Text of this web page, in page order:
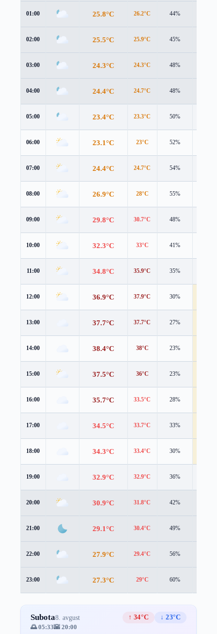
01:00 25.8°C 26.2°C 44%
02:00 25.5°C 25.9°C 45%
03:00 24.3°C 24.3°C 48%
04:00 24.4°C 24.7°C 48%
05:00 23.4°C 23.3°C 50%
06:00 23.1°C 23°C 52%
07:00 24.4°C 24.7°C 54%
08:00 26.9°C 28°C 55%
09:00 29.8°C 30.7°C 48%
10:00 32.3°C 33°C 41%
11:00 34.8°C 35.9°C 35%
12:00 36.9°C 37.9°C 30%
13:00 37.7°C 37.7°C 27%
14:00 38.4°C 38°C 23%
15:00 37.5°C 36°C 23%
16:00 35.7°C 33.5°C 28%
17:00 34.5°C 33.7°C 33%
18:00 34.3°C 33.4°C 30%
19:00 32.9°C 32.9°C 36%
20:00 30.9°C 31.8°C 42%
21:00 29.1°C 30.4°C 49%
22:00 27.9°C 29.4°C 56%
23:00 27.3°C 29°C 60%
Subota8. avgust ↑ 34°C
↓ 23°C
🌅 05:33🌇 20:00